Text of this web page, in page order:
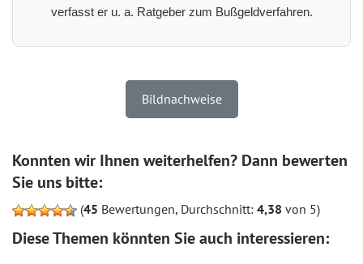
verfasst er u. a. Ratgeber zum Bußgeldverfahren.
Bildnachweise
Konnten wir Ihnen weiterhelfen? Dann bewerten
Sie uns bitte:
(45 Bewertungen, Durchschnitt: 4,38 von 5)
Diese Themen könnten Sie auch interessieren: